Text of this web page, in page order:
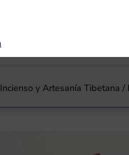
Incienso y Artesanía Tibetana /